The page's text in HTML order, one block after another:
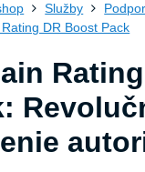
Služby
DR Boost Pack